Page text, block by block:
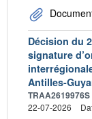
Décision du
signature
Antilles-
TRAA2619976S
22-07-2026